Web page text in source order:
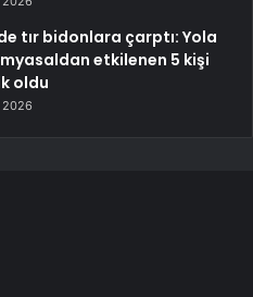
tır bidonlara çarptı: Yola
etkilenen 5 kişi
oldu
2026